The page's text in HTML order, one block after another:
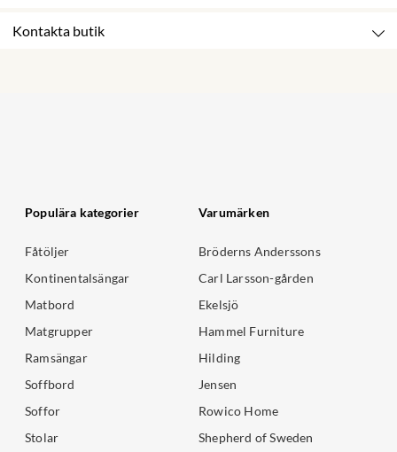
Kontakta butik
Populära kategorier
Fåtöljer
Kontinentalsängar
Matbord
Matgrupper
Ramsängar
Soffbord
Soffor
Stolar
Varumärken
Bröderns Anderssons
Carl Larsson-gården
Ekelsjö
Hammel Furniture
Hilding
Jensen
Rowico Home
Shepherd of Sweden